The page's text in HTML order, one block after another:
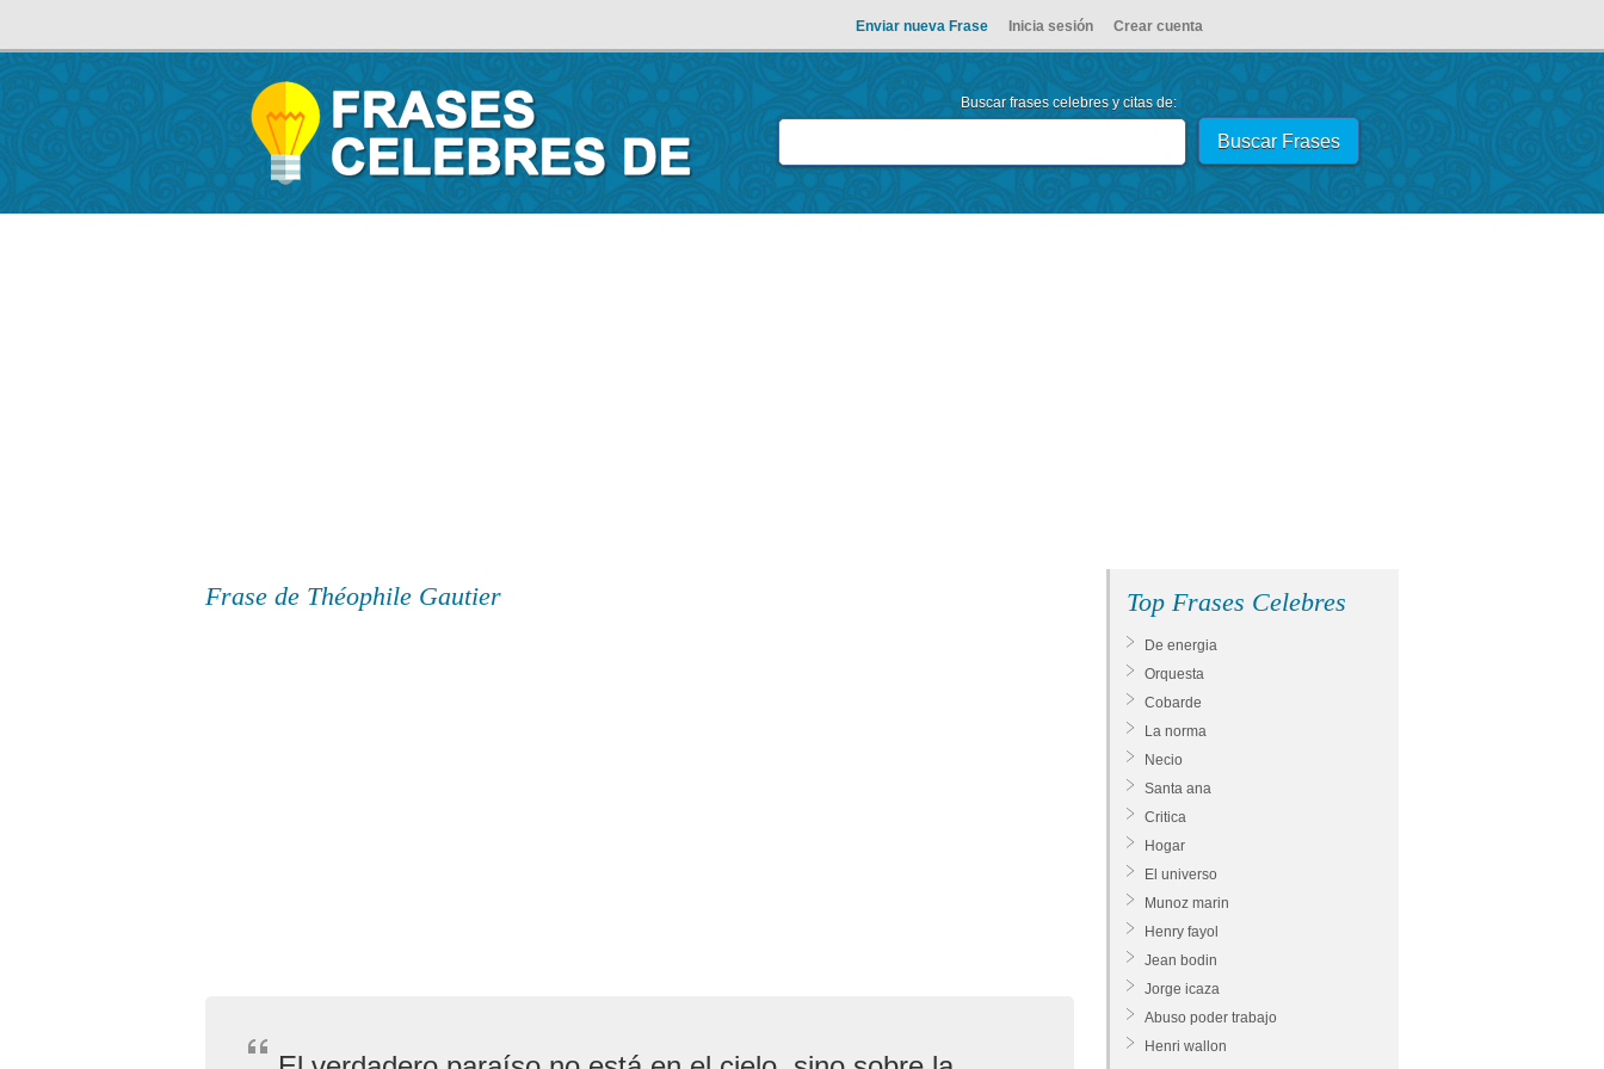
Enviar nueva Frase Inicia sesión Crear cuenta
Buscar frases celebres y citas de:
Frase de Théophile Gautier Top Frases Celebres
De energia
Orquesta
Cobarde
La norma
Necio
Santa ana
Critica
Hogar
El universo
Munoz marin
Henry fayol
Jean bodin
Jorge icaza
Abuso poder trabajo
Henri wallon